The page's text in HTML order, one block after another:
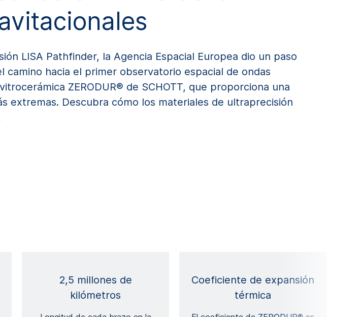
LISA Pathfinder, la Agencia Espacial Europea dio un paso
hacia el primer observatorio espacial de ondas
ZERODUR® de SCHOTT, que proporciona una
extremas. Descubra cómo los materiales de ultraprecisión
2,5 millones de
kilómetros
Coeficiente de expansión
térmica